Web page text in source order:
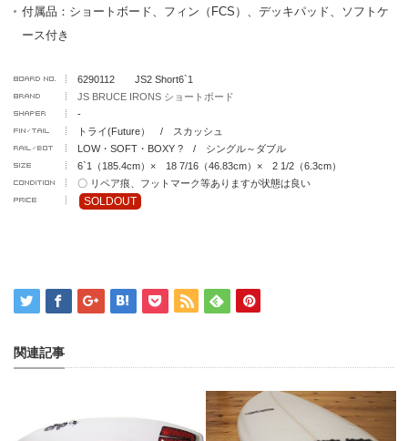
付属品：ショートボード、フィン（FCS）、デッキパッド、ソフトケ
ース付き
6290112 JS2 Short6`1
JS BRUCE IRONS ショートボード
-
トライ(Future） / スカッシュ
LOW・SOFT・BOXY ? / シングル～ダブル
6`1（185.4cm）× 18 7/16（46.83cm）× 2 1/2（6.3cm）
〇 リペア痕、フットマーク等ありますが状態は良い
SOLDOUT
関連記事